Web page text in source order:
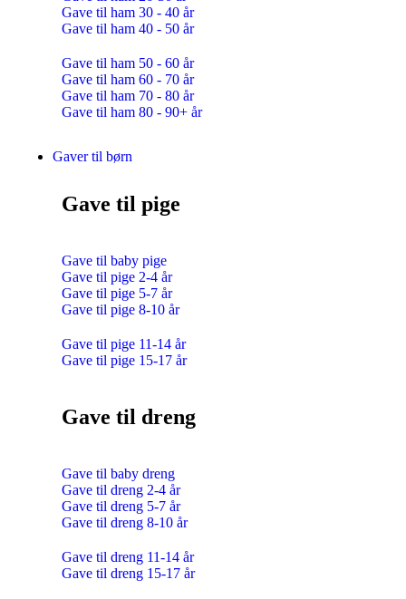
Gave til ham 30 - 40 år
Gave til ham 40 - 50 år
Gave til ham 50 - 60 år
Gave til ham 60 - 70 år
Gave til ham 70 - 80 år
Gave til ham 80 - 90+ år
Gaver til børn
Gave til pige
Gave til baby pige
Gave til pige 2-4 år
Gave til pige 5-7 år
Gave til pige 8-10 år
Gave til pige 11-14 år
Gave til pige 15-17 år
Gave til dreng
Gave til baby dreng
Gave til dreng 2-4 år
Gave til dreng 5-7 år
Gave til dreng 8-10 år
Gave til dreng 11-14 år
Gave til dreng 15-17 år